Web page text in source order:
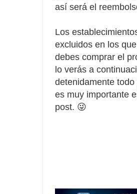
así será el
Los
excluidos en los
debes comprar el
lo verás a
detenidamente todo
es muy importante
post. 😜